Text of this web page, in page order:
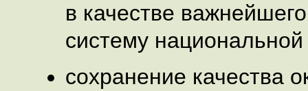
в качестве
систему
сохранение качества